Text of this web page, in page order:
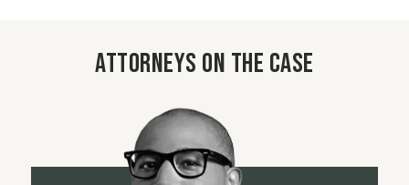
Attorneys on the case